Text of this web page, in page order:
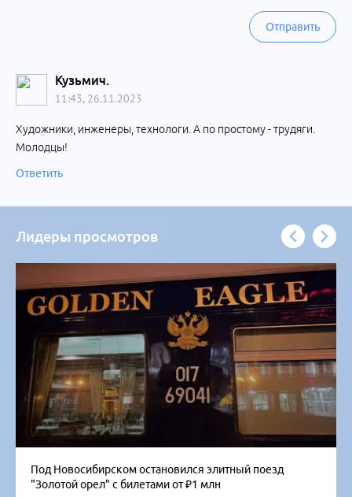
Отправить
Кузьмич.
11:43, 26.11.2023
Художники, инженеры, технологи. А по простому - трудяги.
Молодцы!
Ответить
Лидеры просмотров
Под Новосибирском остановился элитный поезд
"Золотой орел" с билетами от ₽1 млн